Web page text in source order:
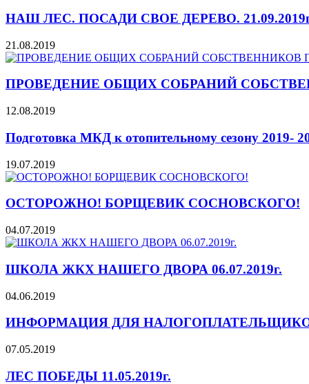
НАШ ЛЕС. ПОСАДИ СВОЕ ДЕРЕВО.
21.08.2019
ПРОВЕДЕНИЕ ОБЩИХ СОБРАНИЙ
12.08.2019
Подготовка МКД к отопительному сезону 2019-
19.07.2019
ОСТОРОЖНО! БОРЩЕВИК СОСНОВСКОГО!
04.07.2019
ШКОЛА ЖКХ НАШЕГО ДВОРА 06.07.2019г.
04.06.2019
ИНФОРМАЦИЯ ДЛЯ
07.05.2019
ЛЕС ПОБЕДЫ 11.05.2019г.